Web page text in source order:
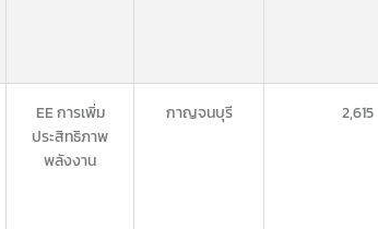
EE การเพิ่ม
ประสิทธิภาพ
พลังงาน
กาญจนบุรี 2,615